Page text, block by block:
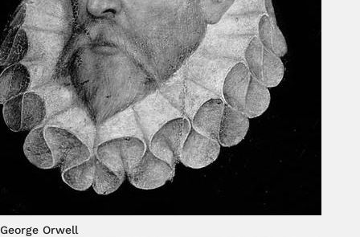
George Orwell